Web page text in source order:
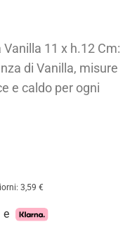
11 x h.12 Cm:
di Vanilla, misure
e caldo per ogni
3,59 €
e